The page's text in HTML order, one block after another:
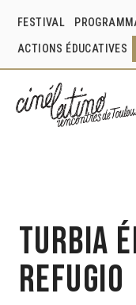
FESTIVAL
ACTIONS ÉDUCATIVES
Turbia
Refugio